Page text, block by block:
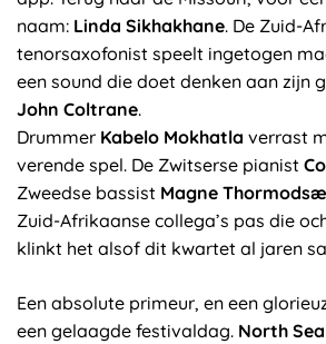
naam: Linda Sikhakhane. De Zuid-
tenorsaxofonist speelt ingetogen
een sound die doet denken aan zijn
John Coltrane.
Drummer Kabelo Mokhatla verrast
verende spel. De Zwitserse pianist
Zweedse bassist Magne
Zuid-Afrikaanse collega’s pas die
klinkt het alsof dit kwartet al jaren
Een absolute primeur, en een
een gelaagde festivaldag. North